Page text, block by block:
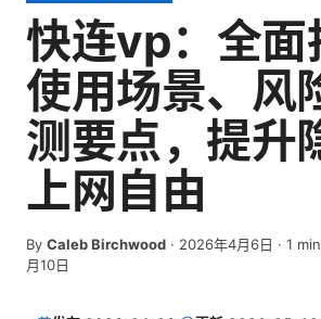
快连vp：全面
使用场景、风
测要点，提升
上网自由
By Caleb Birchwood · 2026年4月6日 · 1 min
月10日